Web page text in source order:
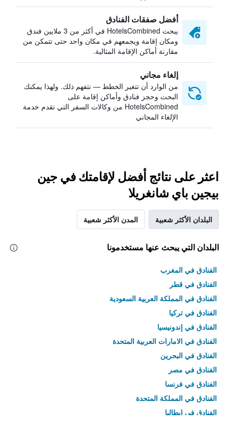
أفضل صفقات الفنادق
يبحث HotelsCombined في أكثر من 3 ملايين فندق
ومكان إقامة ويجمعهم في مكان واحد حتى تتمكن من
مقارنة أماكن الإقامة المثالية.
إلغاء مجاني
من الوارد أن تتغير الخطط — نتفهم ذلك. ولهذا يمكنك
البحث وحجز فنادق وأماكن إقامة على
HotelsCombined من وكالات السفر التي تقدم خدمة
الإلغاء المجاني
اعثر على نتائج أفضل لإقامتك في جين
بيجين باي شانغريلا
البلدان الأكثر شعبية المدن الأكثر شعبية
البلدان التي يبحث عنها مستخدمونا
الفنادق في المغرب
الفنادق في قطر
الفنادق في المملكة العربية السعودية
الفنادق في تركيا
الفنادق في إندونيسيا
الفنادق في الامارات العربية المتحدة
الفنادق في البحرين
الفنادق في مصر
الفنادق في فرنسا
الفنادق في المملكة المتحدة
الفنادق في إيطاليا